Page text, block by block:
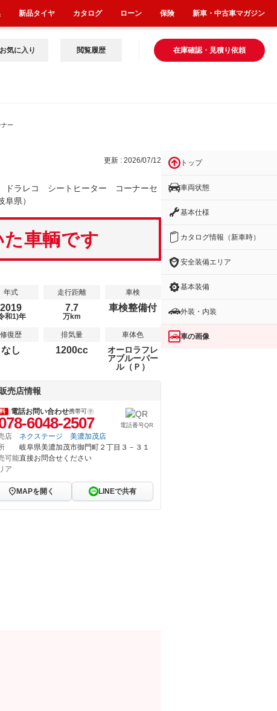
在庫確認・見積り依頼
お気に入り 閲覧履歴
ー
更新 : 2026/07/12
ラレコ シートヒーター コーナーセ
県）
車輌です
年式
2019
和1)年
走行距離
7.7
万km
車検
車検整備付
修復歴
なし
排気量
1200cc
車体色
オーロラフレ
アブルーパー
ル（Ｐ）
販売店情報
電話お問い合わせ携帯可
6048-2507 電話番号QR
店
ネクステージ 美濃加茂店
岐阜県美濃加茂市御門町２丁目３－３１
可能
ア
直接お問合せください
MAPを開く LINEで共有
トップ
車両状態
基本仕様
カタログ情報（新車時）
安全装備エリア
基本装備
外装・内装
車の画像
新品タイヤ カタログ ローン 保険 新車・中古車マガジン